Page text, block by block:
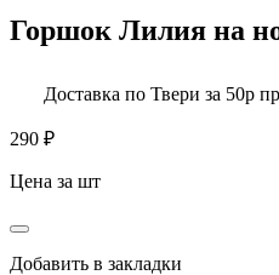
Горшок Лилия на
Доставка по Твери за 50р
290 ₽
Цена за шт
Добавить в закладки